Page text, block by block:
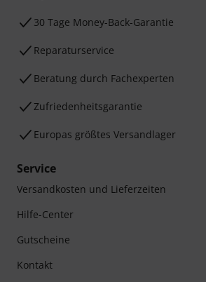
30 Tage Money-Back-Garantie
Reparaturservice
Beratung durch Fachexperten
Zufriedenheitsgarantie
Europas größtes Versandlager
Service
Versandkosten und Lieferzeiten
Hilfe-Center
Gutscheine
Kontakt